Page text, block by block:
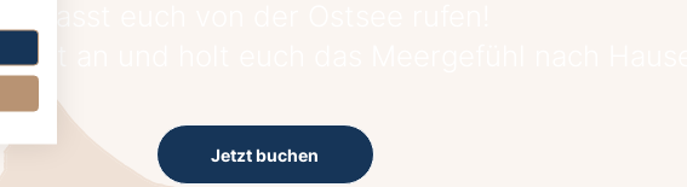
an und holt euch das Meergefühl nach Hause!
Jetzt buchen